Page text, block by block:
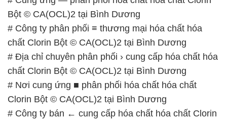
chất Clorin Bột © CA(OCL)2 tại Bình Dương
# Nơi cung ứng ■ phân phối hóa chất hóa chất
Clorin Bột © CA(OCL)2 tại Bình Dương
# Công ty bán ← cung cấp hóa chất hóa chất Clorin
Bột © CA(OCL)2 tại Bình Dương
# Công ty kinh doanh ¬ phân phối hóa chất hóa chất
Clorin Bột © CA(OCL)2 tại Bình Dương